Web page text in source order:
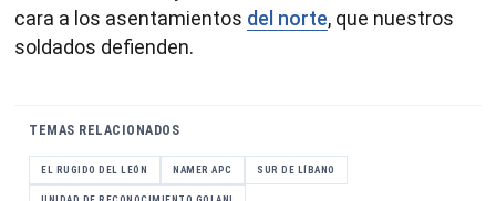
cara a los asentamientos del norte, que nuestros
soldados defienden.
TEMAS RELACIONADOS
EL RUGIDO DEL LEÓN NAMER APC SUR DE LÍBANO